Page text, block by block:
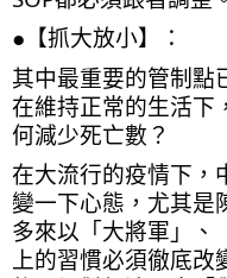
●【抓大放小】：
其中最重要的管制點
在維持正常的生活下
何減少死亡數？
在大流行的疫情下，
變一下心態，尤其是
多來以「大將軍」、
上的習慣必須徹底改